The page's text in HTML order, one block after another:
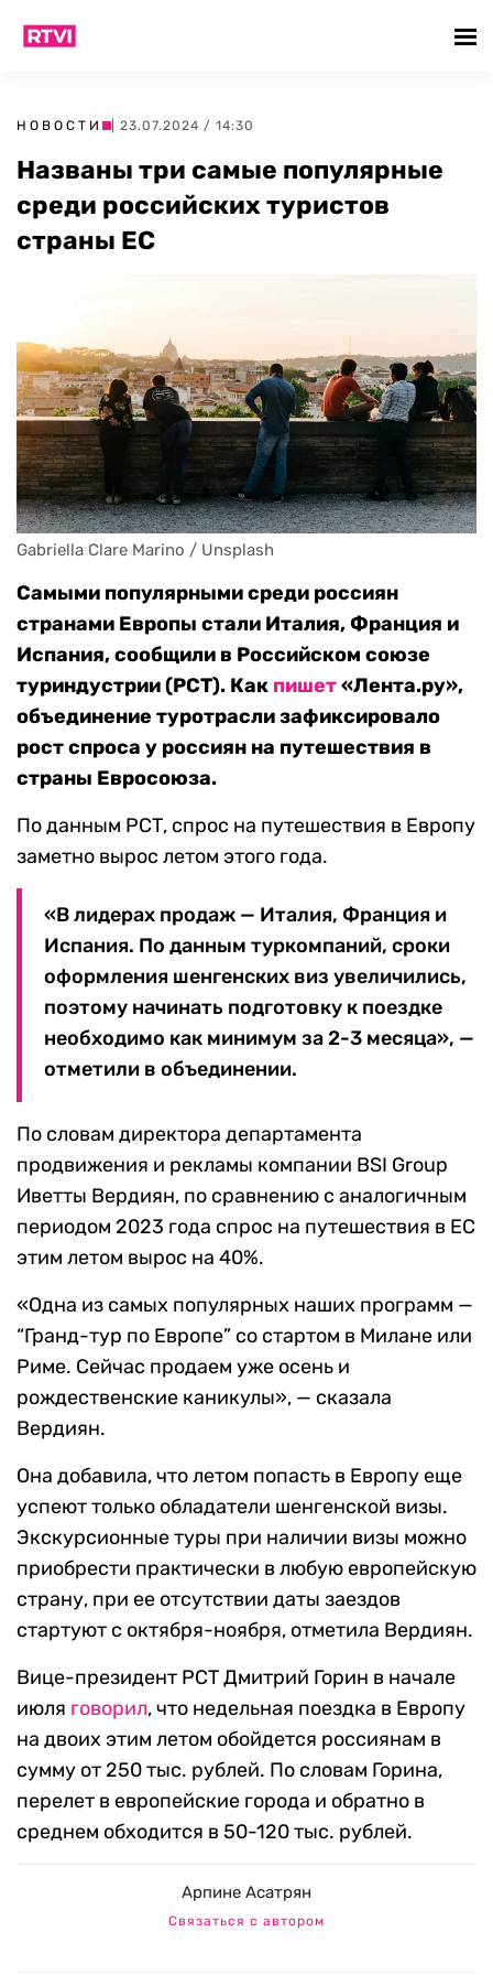
НОВОСТИ | 23.07.2024 / 14:30
Названы три самые популярные
среди российских туристов
страны ЕС
Gabriella Clare Marino / Unsplash
Самыми популярными среди россиян
странами Европы стали Италия, Франция и
Испания, сообщили в Российском союзе
туриндустрии (РСТ). Как пишет«Лента.ру»,
объединение туротрасли зафиксировало
рост спроса у россиян на путешествия в
страны Евросоюза.
По данным РСТ, спрос на путешествия в Европу
заметно вырос летом этого года.
«В лидерах продаж — Италия, Франция и
Испания. По данным туркомпаний, сроки
оформления шенгенских виз увеличились,
поэтому начинать подготовку к поездке
необходимо как минимум за 2-3 месяца», —
отметили в объединении.
По словам директора департамента
продвижения и рекламы компании BSI Group
Иветты Вердиян, по сравнению с аналогичным
периодом 2023 года спрос на путешествия в ЕС
этим летом вырос на 40%.
«Одна из самых популярных наших программ —
“Гранд-тур по Европе” со стартом в Милане или
Риме. Сейчас продаем уже осень и
рождественские каникулы», — сказала
Вердиян.
Она добавила, что летом попасть в Европу еще
успеют только обладатели шенгенской визы.
Экскурсионные туры при наличии визы можно
приобрести практически в любую европейскую
страну, при ее отсутствии даты заездов
стартуют с октября-ноября, отметила Вердиян.
Вице-президент РСТ Дмитрий Горин в начале
июля говорил, что недельная поездка в Европу
на двоих этим летом обойдется россиянам в
сумму от 250 тыс. рублей. По словам Горина,
перелет в европейские города и обратно в
среднем обходится в 50-120 тыс. рублей.
Арпине Асатрян
Связаться с автором